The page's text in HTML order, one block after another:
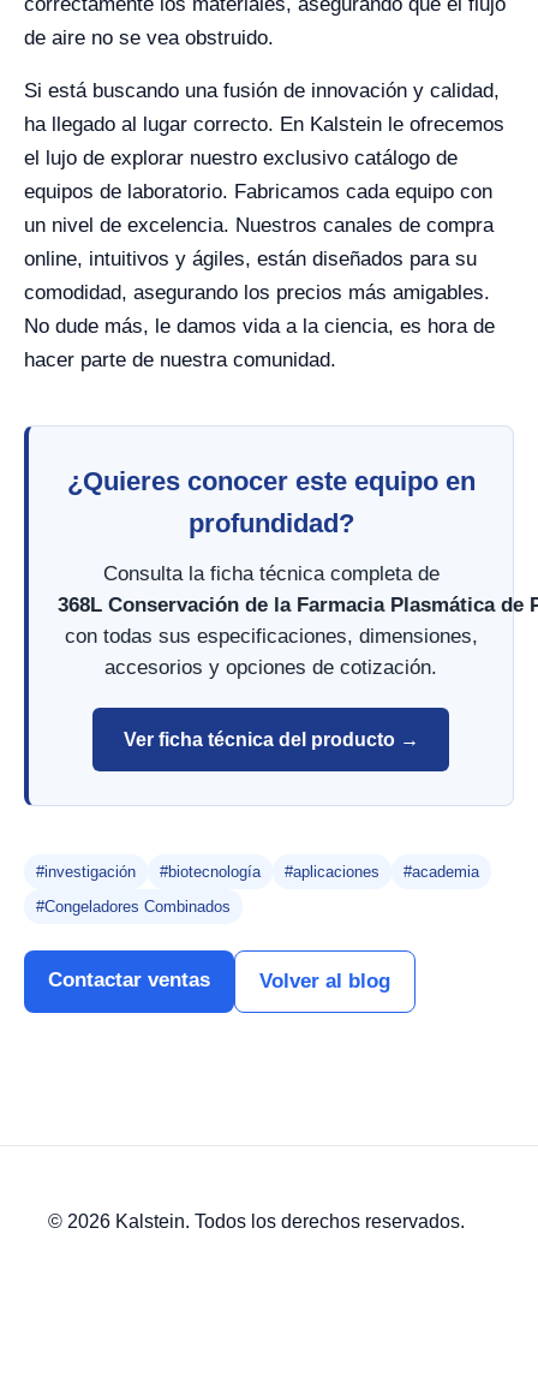
de aire no se vea obstruido.
Si está buscando una fusión de innovación y calidad,
ha llegado al lugar correcto. En Kalstein le ofrecemos
el lujo de explorar nuestro exclusivo catálogo de
equipos de laboratorio. Fabricamos cada equipo con
un nivel de excelencia. Nuestros canales de compra
online, intuitivos y ágiles, están diseñados para su
comodidad, asegurando los precios más amigables.
No dude más, le damos vida a la ciencia, es hora de
hacer parte de nuestra comunidad.
¿Quieres conocer este equipo en
profundidad?
Consulta la ficha técnica completa de
368L Conservación de la Farmacia Plasmática
con todas sus especificaciones, dimensiones,
accesorios y opciones de cotización.
Ver ficha técnica del producto →
#investigación #biotecnología #aplicaciones
#academia
#Congeladores Combinados
Contactar ventas Volver al blog
© 2026 Kalstein. Todos los derechos reservados.